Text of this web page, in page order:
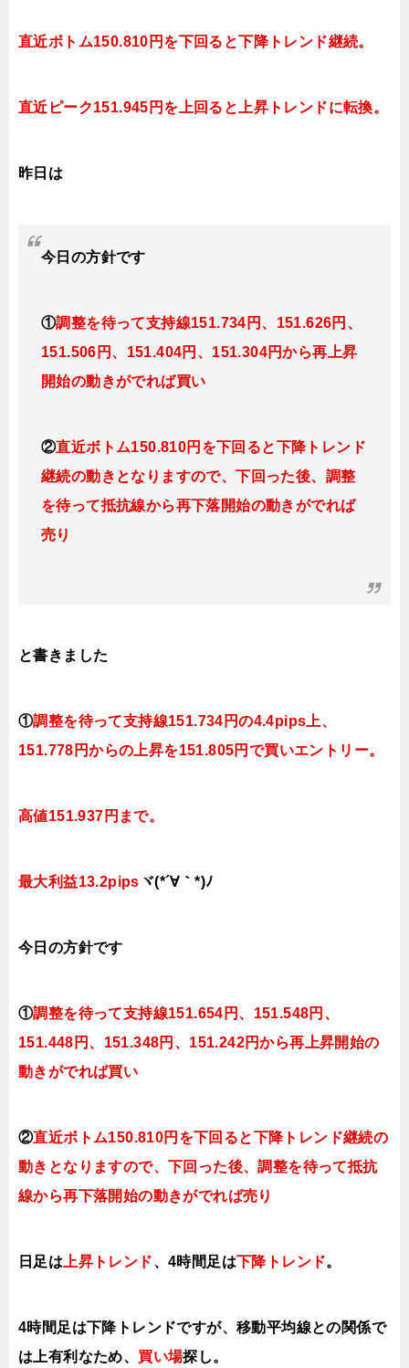
直近ボトム150.810円を下回ると下降トレンド継続。
直近ピーク151.945円を上回ると上昇トレンドに転換。
昨日は
今日 の方針です
①調整を待って支持線151.734円、151.626円、
151.506円、151.404円、151.304円から再上昇
開始の動きがでれば買い
②直近ボトム150.810円を下回ると下降トレンド
継続の動きとなりますので、下回った後、調整
を待って抵抗線から再下落開始の動きがでれば
売り
と書きました
①調整を待って支持線151.734円の4.4pips上、
151.778円からの上昇を151.805円で買いエントリー。
高値151.937円まで。
最大利益13.2pips ヾ(*´∀｀*)ﾉ
今日 の方針です
①調整を待って支持線151.654円、151.548円、
151.448円、151.348円、151.242円から再上昇開始の
動きがでれば買い
②直近ボトム150.810円を下回ると下降トレンド継続の
動きとなりますので、下回った後、調整を待って抵抗
線から再下落開始の動きがでれば売り
日足は 上昇トレンド、4時間足は下降トレンド。
4時間足は下降トレンドですが、移動平均線との関係で
は上有利なため、 買い場探し。